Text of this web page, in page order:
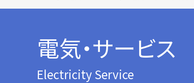
電気・サービス
Electricity Service